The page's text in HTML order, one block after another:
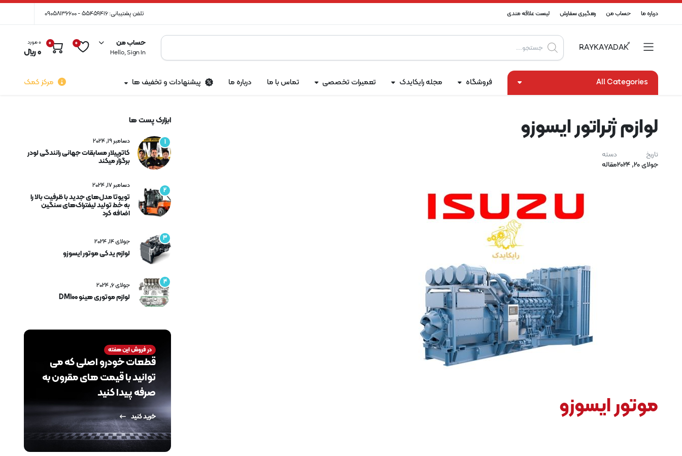
درباره ما حساب من رهگیری سفارش لیست علاقه مندی تلفن پشتیبانی: 55459416 - 09058136600
Products
search
حساب من
Hello, Sign In
0
0 0 مورد
0﷼
All Categories فروشگاه مجله رایکایدک تعمیرات تخصصی تماس با ما درباره ما پیشنهادات و تخفیف ها مرکز کمک
لوازم ژنراتور ایسوزو
تاریخ
جولای 20, 2024
دسته
مقاله
موتور ایسوزو
ابزارک پست ها
1 دسامبر 19, 2024
کاترپیلار مسابقات جهانی رانندگی لودر
برگزار میکند
2
دسامبر 17, 2024
تویوتا مدل‌های جدید با ظرفیت بالا را
به خط تولید لیفتراک‌های سنگین
اضافه کرد
3 جولای 14, 2024
لوازم یدکی موتور ایسوزو
4 جولای 6, 2024
لوازم موتوری هینو DM100
در فروش این هفته
قطعات خودرو اصلی که می
توانید با قیمت های مقرون به
صرفه پیدا کنید
خرید کنید